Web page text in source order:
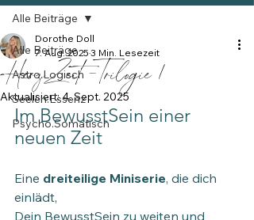
Alle Beiträge
Astro.Logisch
Seelen.Essenz
Psycho.Somatisch
Alle Beiträge
HerzZeit -Trilogie 1
Dorothe Doll
7. Aug. 2025 3 Min. Lesezeit
Aktualisiert:4. Sept. 2025
Im BewusstSein einer
neuen Zeit
Eine dreiteilige Miniserie, die dich
einlädt,
Dein BewusstSein zu weiten und